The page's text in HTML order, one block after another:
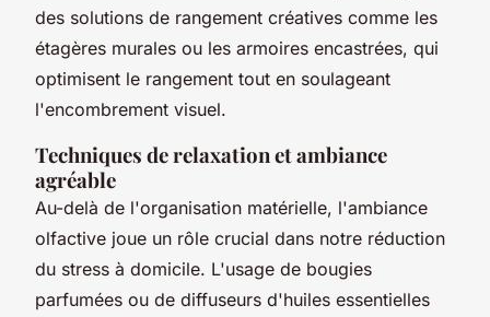
des solutions de rangement créatives comme les
étagères murales ou les armoires encastrées, qui
optimisent le rangement tout en soulageant
l'encombrement visuel.
Techniques de relaxation et ambiance
agréable
Au-delà de l'organisation matérielle, l'ambiance
olfactive joue un rôle crucial dans notre réduction
du stress à domicile. L'usage de bougies
parfumées ou de diffuseurs d'huiles essentielles